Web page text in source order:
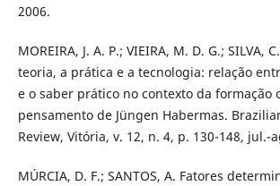
2006.
MOREIRA, J. A. P.; VIEIRA, M. D. G.; SILVA,
teoria, a prática e a tecnologia: relação
e o saber prático no contexto da formação
pensamento de Jüngen Habermas.
Review, Vitória, v. 12, n. 4, p. 130-148, jul.-
MÚRCIA, D. F.; SANTOS, A. Fatores